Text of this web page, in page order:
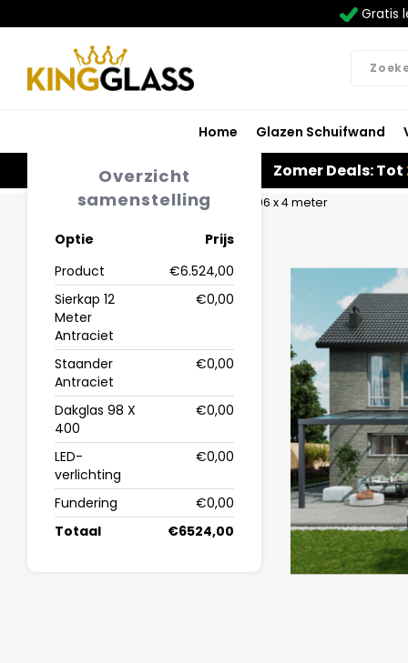
Gratis
Home Glazen Schuifwand
Zomer Deals: Tot
Veranda | Glas | Antraciet | 12.06 x 4 meter
Overzicht
samenstelling
Optie
Prijs
Product
€6.524,00
Sierkap 12
Meter
Antraciet
€0,00
Staander
Antraciet
€0,00
Dakglas 98 X
400
€0,00
LED-
verlichting
€0,00
Fundering
€0,00
Totaal
€6524,00